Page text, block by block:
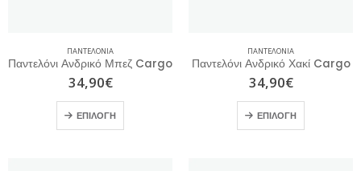
ΠΑΝΤΕΛΌΝΙΑ
Παντελόνι Ανδρικό Μπεζ Cargo
34,90€
ΕΠΙΛΟΓΉ
ΠΑΝΤΕΛΌΝΙΑ
Παντελόνι Ανδρικό Χακί Cargo
34,90€
ΕΠΙΛΟΓΉ